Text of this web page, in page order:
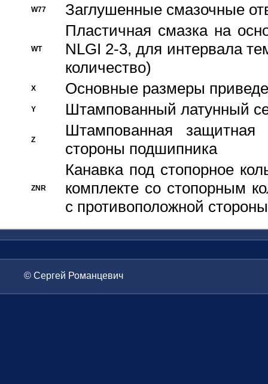
W77 Заглушенные смазочные
WT
Пластичная смазка на
NLGI 2-3, для интервала
количество)
X Основные размеры
Y Штампованный латунный
Z
Штампованная
стороны подшипника
ZNR
Канавка под стопорное
комплекте со стопорным
с противоположной стороны
© Сергей Романцевич